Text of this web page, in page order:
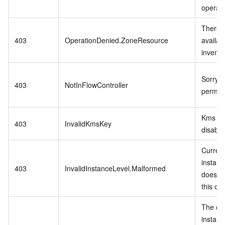
403 OperationDenied.ZoneResource
There
403 NotInFlowController
403 InvalidKmsKey
Kms
403 InvalidInstanceLevel.Malformed
does
this
The